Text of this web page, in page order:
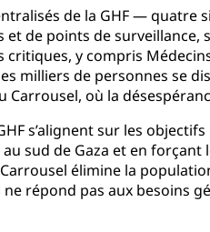
de la GHF — quatre
de points de
y compris
milliers de personnes se
Carrousel, où la
s’alignent sur les
au sud de Gaza et en
élimine la
ne répond pas aux besoins